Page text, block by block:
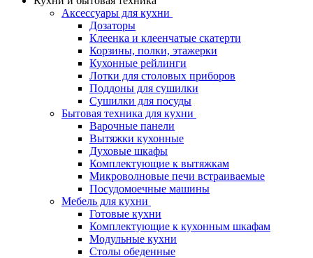
Аксессуары для кухни
Дозаторы
Клеенка и клеенчатые скатерти
Корзины, полки, этажерки
Кухонные рейлинги
Лотки для столовых приборов
Поддоны для сушилки
Сушилки для посуды
Бытовая техника для кухни
Варочные панели
Вытяжки кухонные
Духовые шкафы
Комплектующие к вытяжкам
Микроволновые печи встраиваемые
Посудомоечные машины
Мебель для кухни
Готовые кухни
Комплектующие к кухонным шкафам
Модульные кухни
Столы обеденные